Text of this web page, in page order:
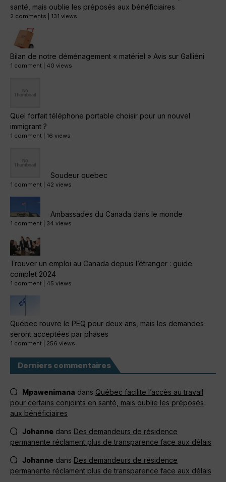
santé, mais oublie les préposés aux bénéficiaires
2 comments 131 views
Bilan de notre déménagement « matériel » Avis sur Galliéni
1 comment 40 views
Quel forfait téléphone portable choisir pour un nouvel
immigrant ?
1 comment 16 views
Soudeur quebec
1 comment 42 views
Ambassades du Canada dans le monde
1 comment 34 views
Trouver un emploi au Canada depuis l’étranger : guide
complet 2024
1 comment 45 views
Québec rouvre le PEQ pour deux ans, mais les demandes
seront acceptées par phases
1 comment 256 views
Derniers commentaires
Mpawenimana dans Québec facilite l’accès au travail
pour certains conjoints en santé, mais oublie les préposés
aux bénéficiaires
Johanne dans Des demandeurs de résidence
permanente réclament plus de transparence face aux délais
Johanne dans Des demandeurs de résidence
permanente réclament plus de transparence face aux délais